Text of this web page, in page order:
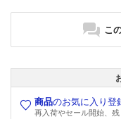
こ
商品のお気に入り登
再入荷やセール開始、